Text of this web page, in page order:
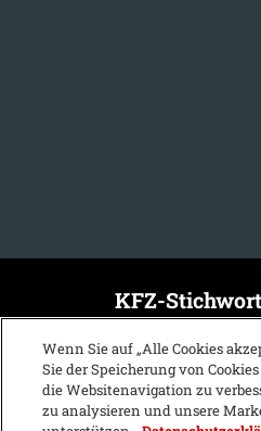
KFZ-
A B D
K
L M N O
U
V W
Wenn Sie auf „Alle Cookies
Sie der Speicherung von
die Websitenavigation zu
zu analysieren und unsere